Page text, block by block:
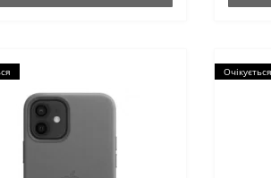
Очікується